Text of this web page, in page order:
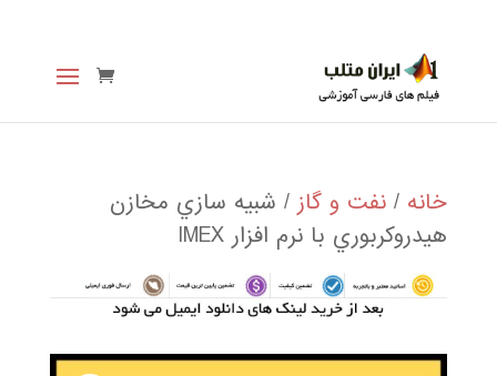
خانه / نفت و گاز / شبيه سازي مخازن
هيدروكربوري با نرم افزار IMEX